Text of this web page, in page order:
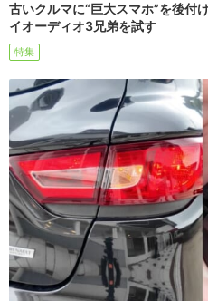
古いクルマに“巨大スマホ”を後付
イオーディオ3兄弟を試す
特集